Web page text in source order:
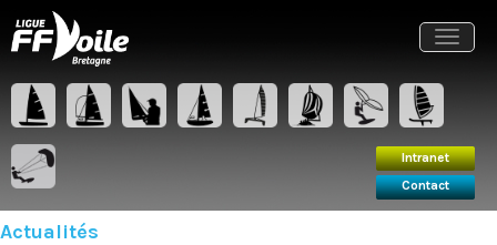
Actualités
Intranet
Contact
Intranet
Toggle